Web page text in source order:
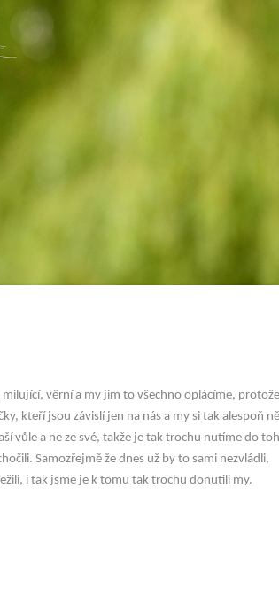
věrní a my jim to všechno oplácíme,
kteří jsou závislí jen na nás a my si tak alespoň
vůle a ne ze své, takže je tak trochu nutíme do
Samozřejmě že dnes už by to sami nezvládli,
i tak jsme je k tomu tak trochu donutili my.